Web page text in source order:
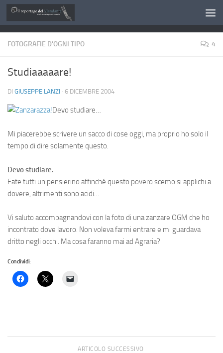
Salta al contenuto
FOTOGRAFIE D'OGNI TIPO 4
Studiaaaaare!
DI GIUSEPPE LANZI · 6 DICEMBRE 2004
Devo studiare…
Mi piacerebbe scrivere un sacco di cose oggi, ma proprio ho solo il
tempo di dire solamente questo.
Devo studiare.
Fate tutti un pensierino affinché questo povero scemo si applichi a
dovere, altrimenti sono acidi…
Vi saluto accompagnandovi con la foto di una zanzare OGM che ho
incontrato dove lavoro. Non voleva farmi entrare e mi guardava
dritto negli occhi. Ma cosa faranno mai ad Agraria?
Condividi:
ARTICOLO SUCCESSIVO